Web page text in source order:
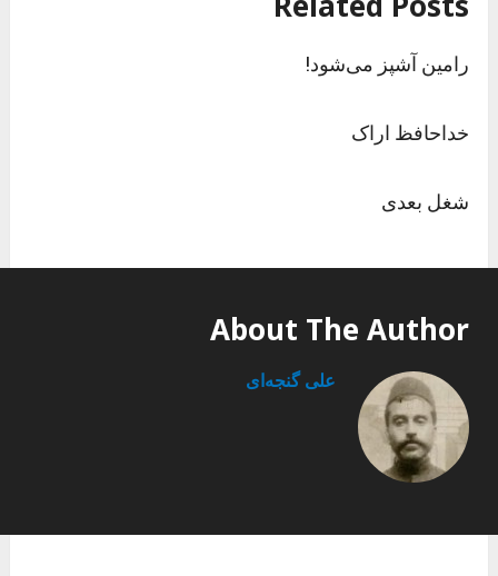
رامین آشپز می‌شود!
خداحافظ اراک
شغل بعدی
About The Author
علی گنجه‌ای